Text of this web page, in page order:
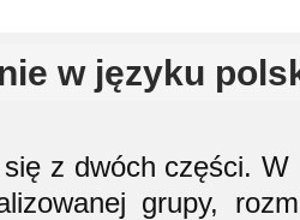
w języku
się z dwóch części.
grupy,